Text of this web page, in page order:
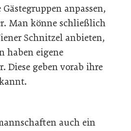
anpassen,
Man könne schließlich
Schnitzel anbieten,
haben eigene
Diese geben vorab ihre
auch ein